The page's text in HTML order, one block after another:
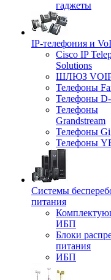
гаджеты
IP-телефония и
Cisco IP
Solutions
ШЛЮЗ
Телефоны
Телефоны
Телефоны
Grandstream
Телефоны
Телефоны
Системы
питания
ИБП
Блоки
питания
ИБП